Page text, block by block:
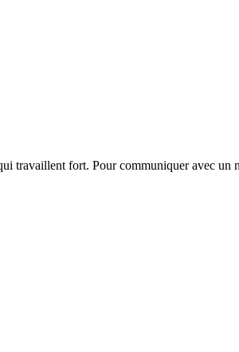
travaillent fort. Pour communiquer avec un